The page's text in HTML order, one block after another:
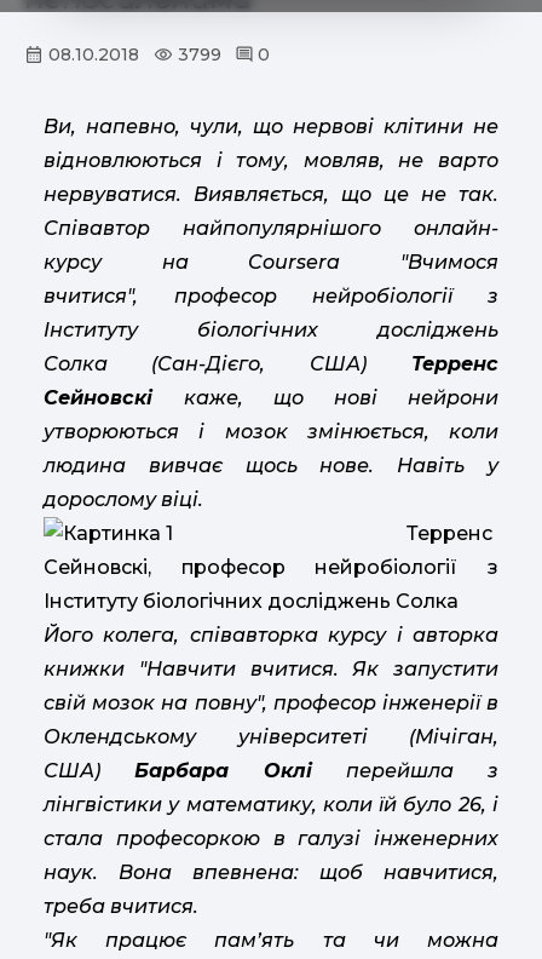
08.10.2018 3799 0
Ви, напевно, чули, що нервові клітини не
відновлюються і тому, мовляв, не варто
нервуватися. Виявляється, що це не так.
Співавтор найпопулярнішого онлайн-
курсу на Coursera "Вчимося
вчитися",
професор нейробіології з
Інституту біологічних досліджень
Солка (Сан-Дієго, США)Терренс
Сейновскі каже, що нові нейрони
утворюються і мозок змінюється, коли
людина вивчає щось нове. Навіть у
дорослому віці.
Терренс
Сейновскі, професор нейробіології з
Інституту біологічних досліджень Солка
Його колега, співавторка курсу і авторка
книжки "Навчити вчитися. Як запустити
свій мозок на повну", професор інженерії в
Оклендському університеті (Мічіган,
США) Барбара Окліперейшла з
лінгвістики у математику, коли їй було 26, і
стала професоркою в галузі інженерних
наук. Вона впевнена: щоб навчитися,
треба вчитися.
"Як працює пам’ять та чи можна